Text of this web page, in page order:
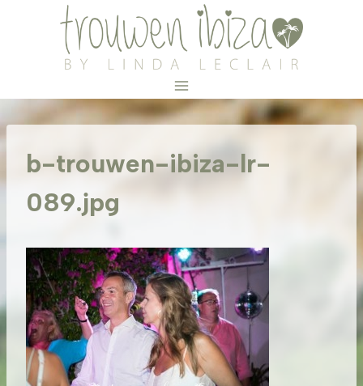
b-trouwen-ibiza-lr-
089.jpg